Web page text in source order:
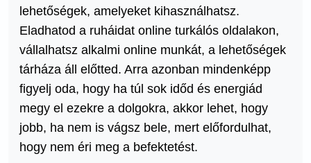
lehetőségek, amelyeket kihasználhatsz.
Eladhatod a ruháidat online turkálós oldalakon,
vállalhatsz alkalmi online munkát, a lehetőségek
tárháza áll előtted. Arra azonban mindenképp
figyelj oda, hogy ha túl sok időd és energiád
megy el ezekre a dolgokra, akkor lehet, hogy
jobb, ha nem is vágsz bele, mert előfordulhat,
hogy nem éri meg a befektetést.